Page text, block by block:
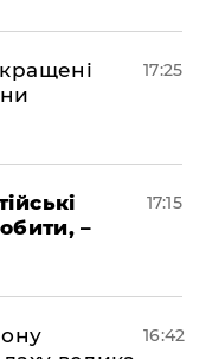
17:25
–
17:15
16:42